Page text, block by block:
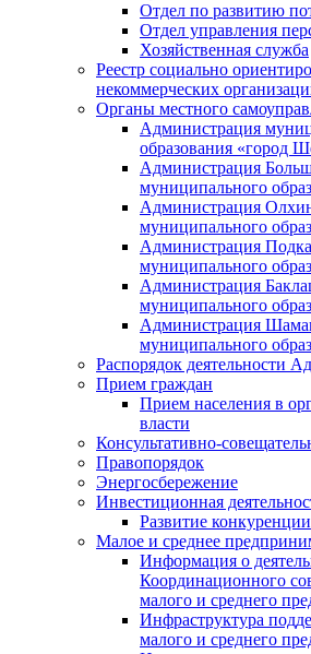
Отдел по развитию
Отдел управления
Хозяйственная служба
Реестр социально
некоммерческих
Органы местного
Администрация
образования «город
Администрация
муниципального
Администрация
муниципального
Администрация
муниципального
Администрация
муниципального
Администрация
муниципального
Распорядок деятельности
Прием граждан
Прием населения в
власти
Консультативно-
Правопорядок
Энергосбережение
Инвестиционная
Развитие конкуренции
Малое и среднее
Информация о
Координационного
малого и среднего
Инфраструктура
малого и среднего